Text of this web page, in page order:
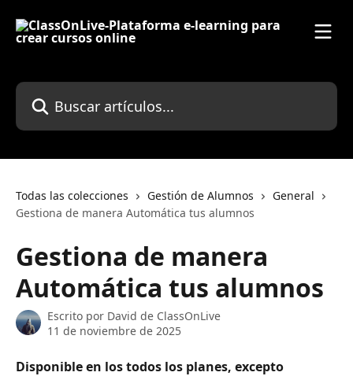
Buscar artículos...
Todas las colecciones Gestión de Alumnos
General
Gestiona de manera Automática tus alumnos
Gestiona de manera
Automática tus alumnos
Escrito por David de ClassOnLive
11 de noviembre de 2025
Disponible en los todos los planes, excepto